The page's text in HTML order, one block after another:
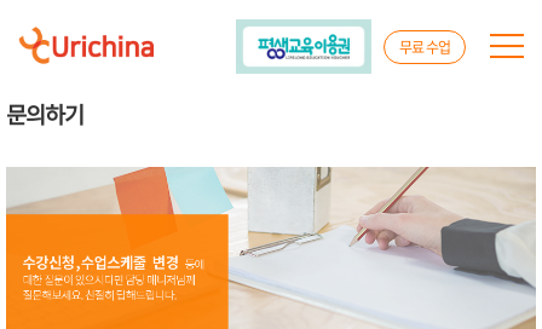
무료 수업
문의하기